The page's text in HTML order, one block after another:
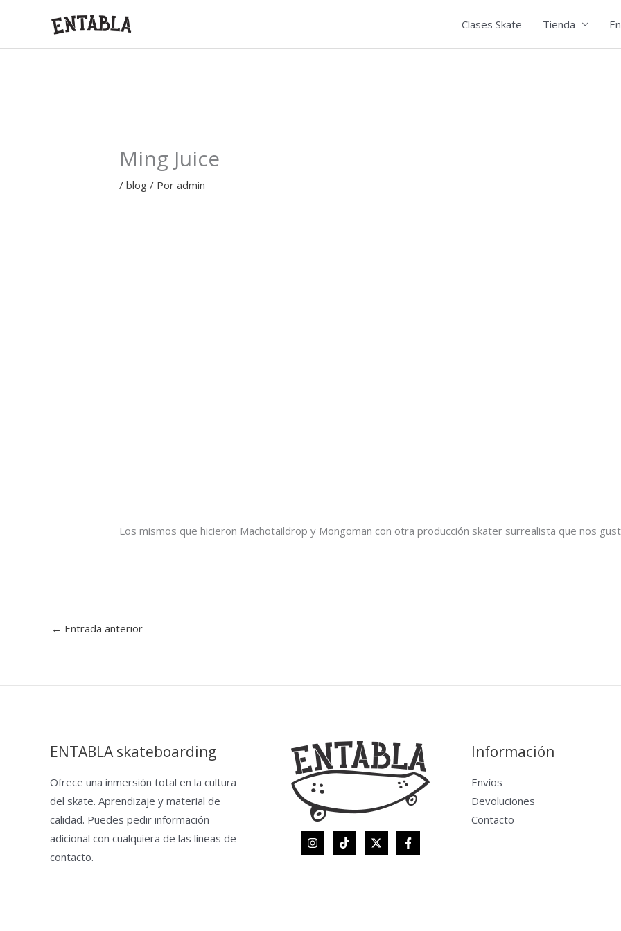
contenido
Clases Skate Tienda
Ming Juice
/blog / Poradmin
Los mismos que hicieron Machotaildrop y Mongoman con otra producción skater surrealista que nos
← Entrada anterior
ENTABLA skateboarding
Ofrece una inmersión total en la cultura
del skate. Aprendizaje y material de
calidad. Puedes pedir información
adicional con cualquiera de las lineas de
contacto.
Información
Envíos
Devoluciones
Contacto